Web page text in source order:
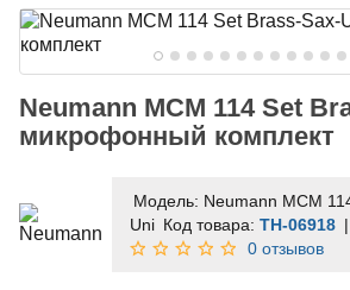
Neumann MCM 114 Set
микрофонный комплект
Модель: Neumann MCM
Uni Код товара: TH-06918
0 отзывов